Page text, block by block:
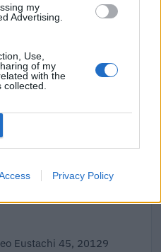
my
Advertising.
Use,
of my
with the
Privacy Policy
S.p.a. (
dello stesso settore
), calcolata su 1.267
Imprese). Mediana per
Eustachi 45, 20129